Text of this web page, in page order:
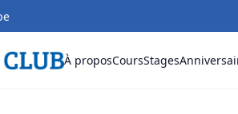
À proposCoursStages